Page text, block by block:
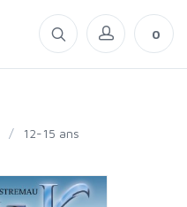
0
/ 12-15 ans